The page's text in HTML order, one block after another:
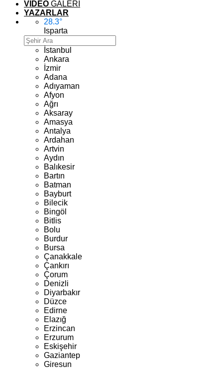
VİDEO GALERİ
YAZARLAR
28.3°
Isparta
İstanbul
Ankara
İzmir
Adana
Adıyaman
Afyon
Ağrı
Aksaray
Amasya
Antalya
Ardahan
Artvin
Aydın
Balıkesir
Bartın
Batman
Bayburt
Bilecik
Bingöl
Bitlis
Bolu
Burdur
Bursa
Çanakkale
Çankırı
Çorum
Denizli
Diyarbakır
Düzce
Edirne
Elazığ
Erzincan
Erzurum
Eskişehir
Gaziantep
Giresun